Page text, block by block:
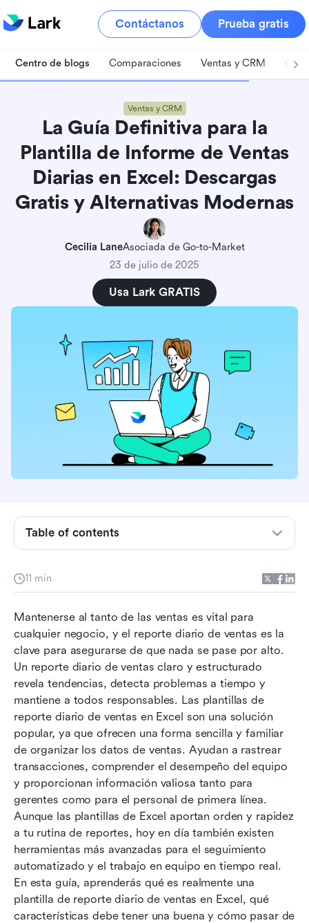
Contáctanos Prueba gratis
Centro de blogs Comparaciones Ventas y CRM
Ventas y CRM
La Guía Definitiva para la
Plantilla de Informe de Ventas
Diarias en Excel: Descargas
Gratis y Alternativas Modernas
Cecilia LaneAsociada de Go-to-Market
23 de julio de 2025
Usa Lark GRATIS
11 min
Mantenerse al tanto de las ventas es vital para
cualquier negocio, y el reporte diario de ventas es la
clave para asegurarse de que nada se pase por alto.
Un reporte diario de ventas claro y estructurado
revela tendencias, detecta problemas a tiempo y
mantiene a todos responsables. Las plantillas de
reporte diario de ventas en Excel son una solución
popular, ya que ofrecen una forma sencilla y familiar
de organizar los datos de ventas. Ayudan a rastrear
transacciones, comprender el desempeño del equipo
y proporcionan información valiosa tanto para
gerentes como para el personal de primera línea.
Aunque las plantillas de Excel aportan orden y rapidez
a tu rutina de reportes, hoy en día también existen
herramientas más avanzadas para el seguimiento
automatizado y el trabajo en equipo en tiempo real.
En esta guía, aprenderás qué es realmente una
plantilla de reporte diario de ventas en Excel, qué
características debe tener una buena y cómo pasar de
Table of contents
¿Qué es una plantilla de informe de ventas
diario?
Plantillas gratuitas de informes de ventas en
informes de ventas en Excel
informes diarios de ventas
Plantillas esenciales de Lark para equipos de
ventas
Conclusión
Preguntas frecuentes
Lectura relacionada